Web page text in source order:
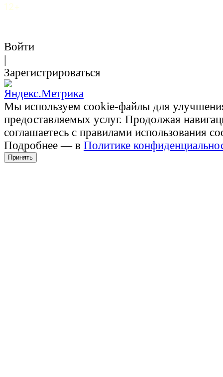
12+
Войти
|
Зарегистрироваться
Мы используем cookie-файлы для
предоставляемых услуг. Продолжая
соглашаетесь с правилами использования
Подробнее — в Политике
Принять